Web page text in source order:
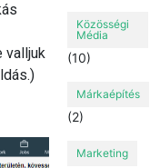
valljuk
Közösségi
Média
(10)
Márkaépítés
(2)
Marketing